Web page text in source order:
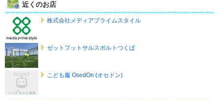
近くのお店
株式会社メディアプライムスタイル
ゼットフットサルスポルトつくば
こども服 OsedOn (オセドン)